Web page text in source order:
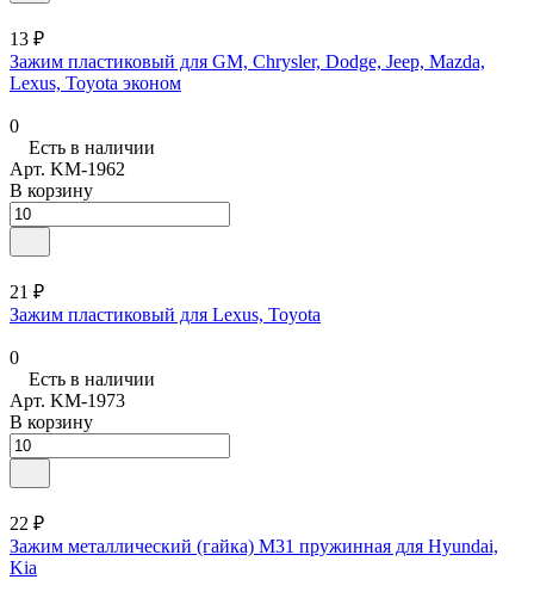
13 ₽
Зажим пластиковый для GM, Chrysler, Dodge, Jeep, Mazda,
Lexus, Toyota эконом
0
Есть в наличии
Арт. KM-1962
В корзину
21 ₽
Зажим пластиковый для Lexus, Toyota
0
Есть в наличии
Арт. KM-1973
В корзину
22 ₽
Зажим металлический (гайка) M31 пружинная для Hyundai,
Kia